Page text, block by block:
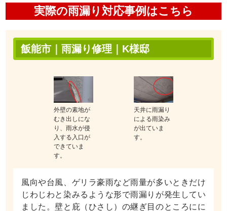
実際の雨漏り対応事例はこちら
飯能市｜雨漏り修理｜K様邸
外壁の素地が
むき出しにな
り、雨水が侵
入する入口が
できていま
す。
天井に雨漏り
による雨染み
が出ていま
す。
風向や台風、ゲリラ豪雨など雨量が多いときだけ
じわじわと染みるような形で雨漏りが発生してい
ました。壁と庇（ひさし）の継ぎ目のところにに